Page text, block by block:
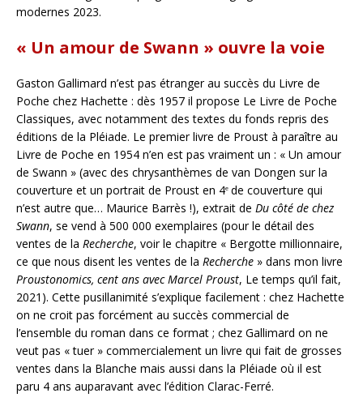
modernes 2023.
« Un amour de Swann » ouvre la voie
Gaston Gallimard n’est pas étranger au succès du Livre de
Poche chez Hachette : dès 1957 il propose Le Livre de Poche
Classiques, avec notamment des textes du fonds repris des
éditions de la Pléiade. Le premier livre de Proust à paraître au
Livre de Poche en 1954 n’en est pas vraiment un : « Un amour
de Swann » (avec des chrysanthèmes de van Dongen sur la
couverture et un portrait de Proust en 4e de couverture qui
n’est autre que… Maurice Barrès !), extrait de Du côté de chez
Swann, se vend à 500 000 exemplaires (pour le détail des
ventes de la Recherche, voir le chapitre « Bergotte millionnaire,
ce que nous disent les ventes de la Recherche » dans mon livre
Proustonomics, cent ans avec Marcel Proust, Le temps qu’il fait,
2021). Cette pusillanimité s’explique facilement : chez Hachette
on ne croit pas forcément au succès commercial de
l’ensemble du roman dans ce format ; chez Gallimard on ne
veut pas « tuer » commercialement un livre qui fait de grosses
ventes dans la Blanche mais aussi dans la Pléiade où il est
paru 4 ans auparavant avec l’édition Clarac-Ferré.